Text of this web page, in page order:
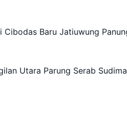
Cibodas Baru Jatiuwung
Utara Parung Serab